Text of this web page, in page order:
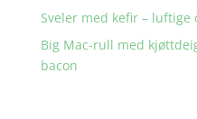
Sveler med kefir – luftige
Big Mac-rull med
bacon